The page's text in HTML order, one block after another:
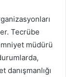
Tecrübe
müdürü